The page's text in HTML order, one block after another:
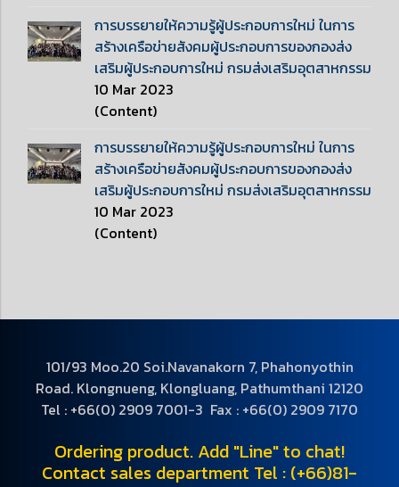
การบรรยายให้ความรู้ผู้ประกอบการใหม่ ในการ
สร้างเครือข่ายสังคมผู้ประกอบการของกองส่ง
เสริมผู้ประกอบการใหม่ กรมส่งเสริมอุตสาหกรรม
10 Mar 2023
(Content)
การบรรยายให้ความรู้ผู้ประกอบการใหม่ ในการ
สร้างเครือข่ายสังคมผู้ประกอบการของกองส่ง
เสริมผู้ประกอบการใหม่ กรมส่งเสริมอุตสาหกรรม
10 Mar 2023
(Content)
101/93 Moo.20 Soi.Navanakorn 7, Phahonyothin
Road. Klongnueng, Klongluang, Pathumthani 12120
Tel : +66(0) 2909 7001-3 Fax : +66(0) 2909 7170
Ordering product. Add "Line" to chat!
Contact sales department Tel : (+66)81-